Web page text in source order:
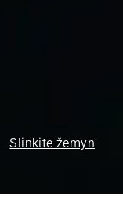
Slinkite žemyn